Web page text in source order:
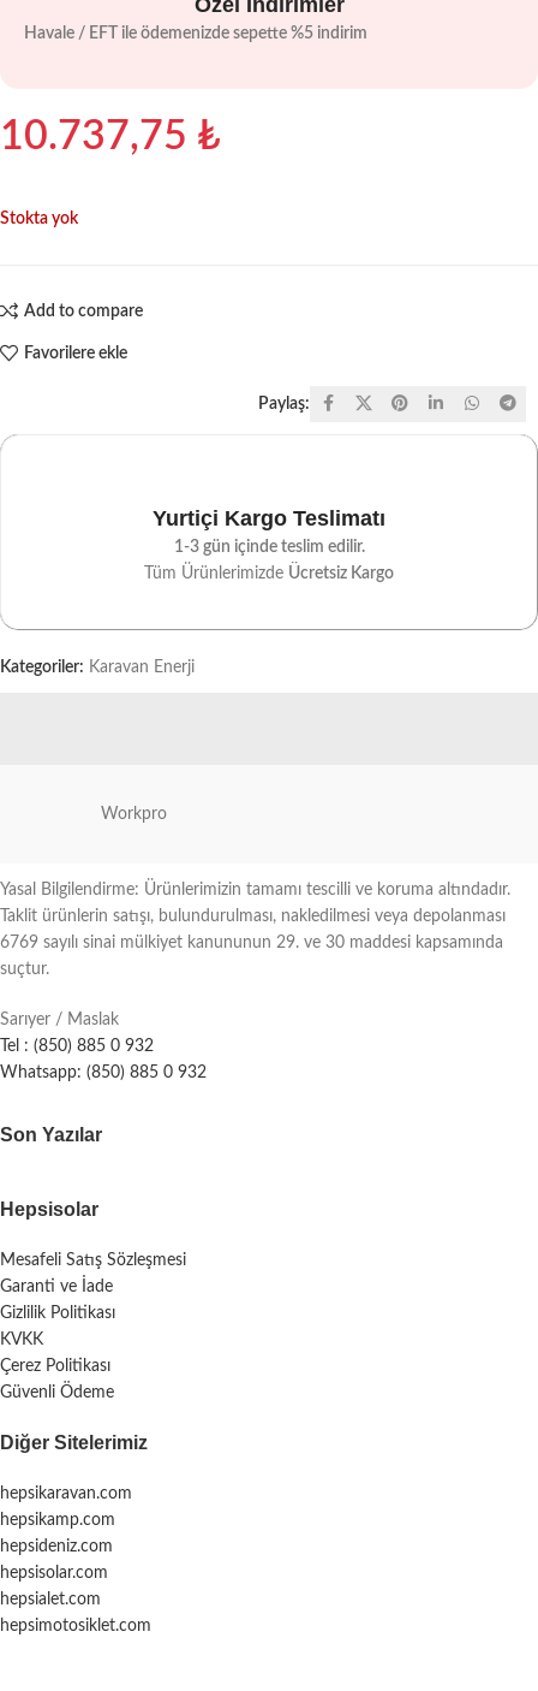
Özel İndirimler
Havale / EFT ile ödemenizde sepette %5 indirim
10.737,75 ₺
Stokta yok
Add to compare
Favorilere ekle
Paylaş:
Yurtiçi Kargo Teslimatı
1-3 gün içinde teslim edilir.
Tüm Ürünlerimizde Ücretsiz Kargo
Kategoriler: Karavan Enerji
Workpro
Yasal Bilgilendirme: Ürünlerimizin tamamı tescilli ve koruma altındadır.
Taklit ürünlerin satışı, bulundurulması, nakledilmesi veya depolanması
6769 sayılı sinai mülkiyet kanununun 29. ve 30 maddesi kapsamında
suçtur.
Sarıyer / Maslak
Tel : (850) 885 0 932
Whatsapp: (850) 885 0 932
Son Yazılar
Hepsisolar
Mesafeli Satış Sözleşmesi
Garanti ve İade
Gizlilik Politikası
KVKK
Çerez Politikası
Güvenli Ödeme
Diğer Sitelerimiz
hepsikaravan.com
hepsikamp.com
hepsideniz.com
hepsisolar.com
hepsialet.com
hepsimotosiklet.com